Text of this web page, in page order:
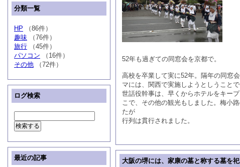
52年も過ぎての同窓会を京都で。
高校を卒業して実に52年。隔年の同窓
マには、関西で実施しようとしうこと
世話役幹事は、早くからホテルをキー
こで、その他の観光もしました。梅小
たが
行列は貫行されました。
大阪の堺には、家康の墓と称する墓を
分類一覧
HP （86件）
趣味 （76件）
旅行 （45件）
パソコン （16件）
その他 （72件）
ログ検索
最近の記事